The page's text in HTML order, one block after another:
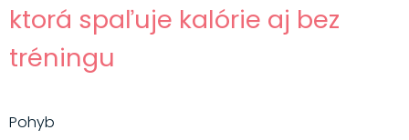
ktorá spaľuje kalórie aj bez
tréningu
Pohyb